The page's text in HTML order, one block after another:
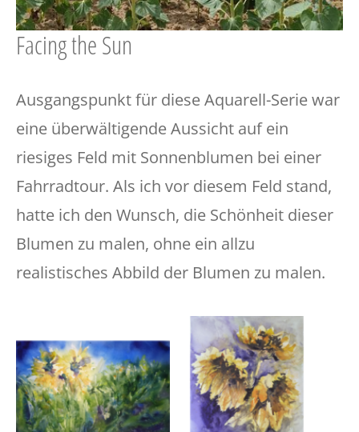
Facing the Sun
Ausgangspunkt für diese Aquarell-Serie war
eine überwältigende Aussicht auf ein
riesiges Feld mit Sonnenblumen bei einer
Fahrradtour. Als ich vor diesem Feld stand,
hatte ich den Wunsch, die Schönheit dieser
Blumen zu malen, ohne ein allzu
realistisches Abbild der Blumen zu malen.
Show larger version for:Show larger version for: